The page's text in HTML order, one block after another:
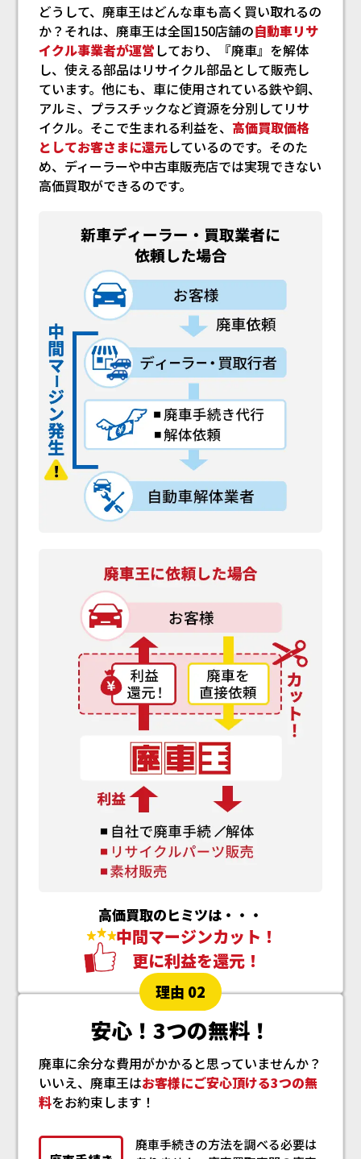
どうして、廃車王はどんな車も高く買い取れるの
か？それは、廃車王は全国150店舗の自動車リサ
イクル事業者が運営 しており、『廃車』を解体
し、使える部品はリサイクル部品として販売し
ています。他にも、車に使用されている鉄や銅、
アルミ、プラスチックなど資源を分別してリサ
イクル。そこで生まれる利益を、 高価買取価格
としてお客さまに還元しているのです。そのた
め、ディーラーや中古車販売店では実現できない
高価買取ができるのです。
高価買取のヒミツは・・・
中間マージンカット！
更に利益を還元！
理由 02
安心！3つの無料！
廃車に余分な費用がかかると思っていませんか？
いいえ、廃車王はお客様にご安心頂ける3つの無
料をお約束します！
廃車手続きの方法を調べる必要は